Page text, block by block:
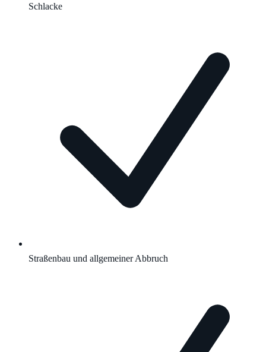
Schlacke
Straßenbau und allgemeiner Abbruch